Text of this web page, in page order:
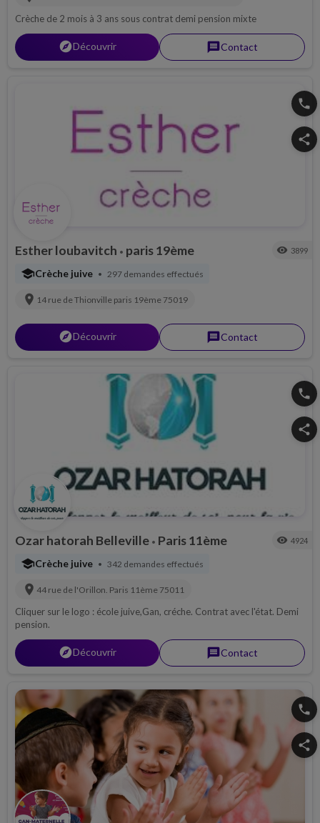
Crèche de 2 mois à 3 ans sous contrat demi pension mixte
explorerDécouvrir messageContact
phone
share
Esther loubavitch • paris 19ème visibility 3899
schoolCrèche juive • 297 demandes effectués
location_on 14 rue de Thionville paris 19ème 75019
explorerDécouvrir messageContact
phone
share
Ozar hatorah Belleville • Paris 11ème visibility 4924
schoolCrèche juive • 342 demandes effectués
location_on 44 rue de l'Orillon. Paris 11ème 75011
Cliquer sur le logo : école juive,Gan, créche. Contrat avec l'état. Demi
pension.
explorerDécouvrir messageContact
phone
share